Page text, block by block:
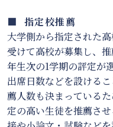
■ 指定校推薦
大学側から指定された
受けて高校が募集し、
年生次の1学期の評定が
出席日数などを設ける
薦人数も決まっている
定の高い生徒を推薦さ